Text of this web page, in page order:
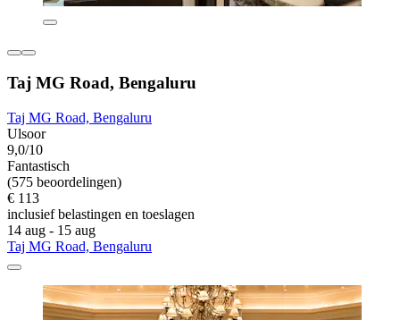
Taj MG Road, Bengaluru
Taj MG Road, Bengaluru
Ulsoor
9,0/10
Fantastisch
(575 beoordelingen)
€ 113
inclusief belastingen en toeslagen
14 aug - 15 aug
Taj MG Road, Bengaluru